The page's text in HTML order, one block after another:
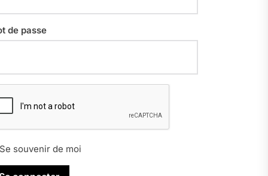
de passe
Se souvenir de moi